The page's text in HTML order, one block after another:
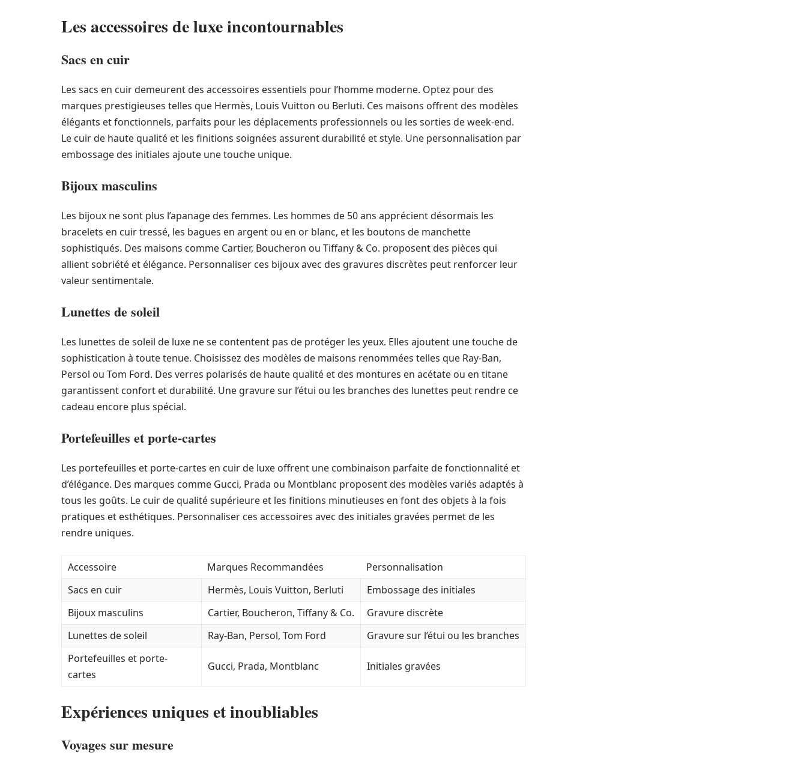
Les accessoires de luxe incontournables
Sacs en cuir
Les sacs en cuir demeurent des accessoires essentiels pour l’homme moderne. Optez pour des
marques prestigieuses telles que Hermès, Louis Vuitton ou Berluti. Ces maisons offrent des modèles
élégants et fonctionnels, parfaits pour les déplacements professionnels ou les sorties de week-end.
Le cuir de haute qualité et les finitions soignées assurent durabilité et style. Une personnalisation par
embossage des initiales ajoute une touche unique.
Bijoux masculins
Les bijoux ne sont plus l’apanage des femmes. Les hommes de 50 ans apprécient désormais les
bracelets en cuir tressé, les bagues en argent ou en or blanc, et les boutons de manchette
sophistiqués. Des maisons comme Cartier, Boucheron ou Tiffany & Co. proposent des pièces qui
allient sobriété et élégance. Personnaliser ces bijoux avec des gravures discrètes peut renforcer leur
valeur sentimentale.
Lunettes de soleil
Les lunettes de soleil de luxe ne se contentent pas de protéger les yeux. Elles ajoutent une touche de
sophistication à toute tenue. Choisissez des modèles de maisons renommées telles que Ray-Ban,
Persol ou Tom Ford. Des verres polarisés de haute qualité et des montures en acétate ou en titane
garantissent confort et durabilité. Une gravure sur l’étui ou les branches des lunettes peut rendre ce
cadeau encore plus spécial.
Portefeuilles et porte-cartes
Les portefeuilles et porte-cartes en cuir de luxe offrent une combinaison parfaite de fonctionnalité et
d’élégance. Des marques comme Gucci, Prada ou Montblanc proposent des modèles variés adaptés à
tous les goûts. Le cuir de qualité supérieure et les finitions minutieuses en font des objets à la fois
pratiques et esthétiques. Personnaliser ces accessoires avec des initiales gravées permet de les
rendre uniques.
Accessoire Marques Recommandées
Personnalisation
Sacs en cuir
Hermès, Louis Vuitton, Berluti
Embossage des initiales
Bijoux masculins
Cartier, Boucheron, Tiffany & Co.
Gravure discrète
Lunettes de soleil
Ray-Ban, Persol, Tom Ford
Gravure sur l’étui ou les branches
Portefeuilles et porte-
cartes
Gucci, Prada, Montblanc Initiales gravées
Expériences uniques et inoubliables
Voyages sur mesure